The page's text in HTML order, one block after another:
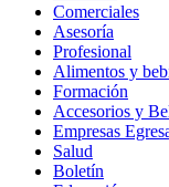
Comerciales
Asesoría
Profesional
Alimentos y
Formación
Accesorios y
Empresas
Salud
Boletín